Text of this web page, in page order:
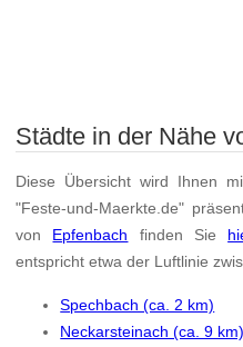
Städte in der Nähe
Diese Übersicht wird Ihnen
"Feste-und-Maerkte.de"
von Epfenbach finden Sie
entspricht etwa der Luftlinie
Spechbach (ca. 2 km)
Neckarsteinach (ca. 9 km)